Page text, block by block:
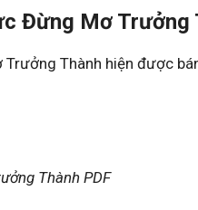
Đừng Mơ Trưởng
Thành hiện được
Thành PDF